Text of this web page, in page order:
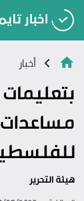
أخبار
هيئة التحرير